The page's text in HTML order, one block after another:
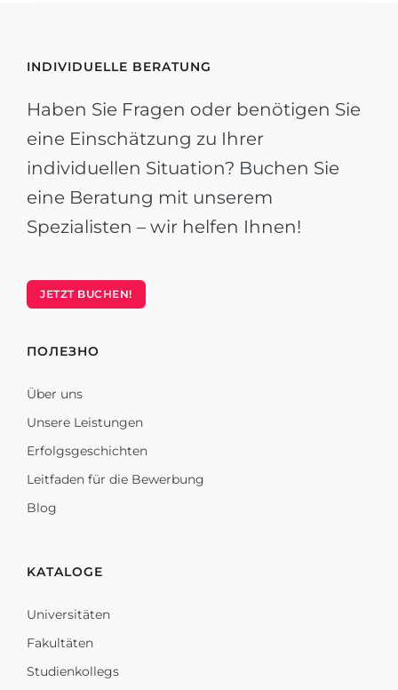
INDIVIDUELLE BERATUNG
Haben Sie Fragen oder benötigen Sie
eine Einschätzung zu Ihrer
individuellen Situation? Buchen Sie
eine Beratung mit unserem
Spezialisten – wir helfen Ihnen!
JETZT BUCHEN!
ПОЛЕЗНО
Über uns
Unsere Leistungen
Erfolgsgeschichten
Leitfaden für die Bewerbung
Blog
KATALOGE
Universitäten
Fakultäten
Studienkollegs